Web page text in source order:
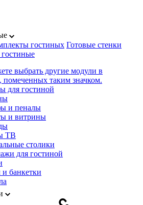
гостиных Готовые стенки
выбрать другие модули в
помеченных таким значком.
для гостиной
и пеналы
и витрины
ТВ
столики
для гостиной
банкетки